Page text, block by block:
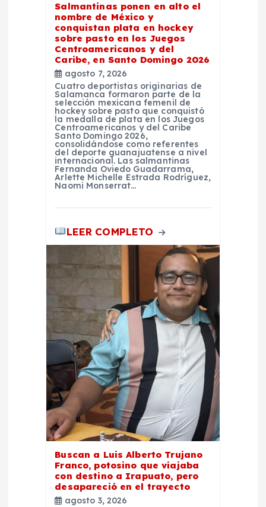
Salmantinas ponen en alto el
nombre de México y
conquistan plata en hockey
sobre pasto en los Juegos
Centroamericanos y del
Caribe, en Santo Domingo 2026
agosto 7, 2026
Cuatro deportistas originarias de
Salamanca formaron parte de la
selección mexicana femenil de
hockey sobre pasto que conquistó
la medalla de plata en los Juegos
Centroamericanos y del Caribe
Santo Domingo 2026,
consolidándose como referentes
del deporte guanajuatense a nivel
internacional. Las salmantinas
Fernanda Oviedo Guadarrama,
Arlette Michelle Estrada Rodríguez,
Naomi Monserrat…
LEER COMPLETO
Buscan a Luis Alberto Trujano
Franco, potosino que viajaba
con destino a Irapuato, pero
desapareció en el trayecto
agosto 3, 2026